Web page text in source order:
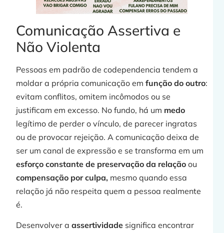
Comunicação Assertiva e
Não Violenta
Pessoas em padrão de codependencia tendem a
moldar a própria comunicação emfunção do outro:
evitam conflitos, omitem incômodos ou se
justificam em excesso. No fundo, há um medo
legítimo de perder o vínculo, de parecer ingratas
ou de provocar rejeição. A comunicação deixa de
ser um canal de expressão e se transforma em um
esforço constante de preservação da relação ou
compensação por culpa, mesmo quando essa
relação já não respeita quem a pessoa realmente
é.
Desenvolver a assertividade significa encontrar